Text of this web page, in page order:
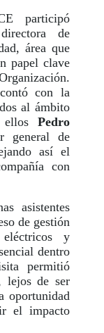
participó
de
área que
papel clave
con la
al ámbito
ellos Pedro
general de
así el
con
asistentes
de gestión
y
dentro
permitió
lejos de ser
oportunidad
el impacto